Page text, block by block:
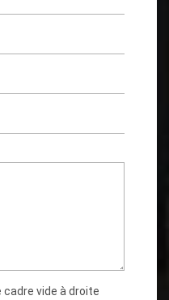
cadre vide à droite